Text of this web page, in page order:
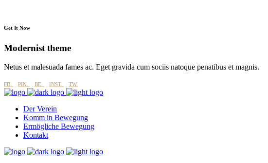
Get It Now
Modernist theme
Netus et malesuada fames ac. Eget gravida cum sociis natoque penatibus et magnis.
FB. PIN. BE. INST. TW.
Der Verein
Komm in Bewegung
Ermögliche Bewegung
Kontakt